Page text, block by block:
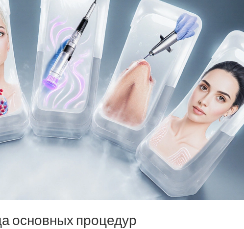
основных процедур